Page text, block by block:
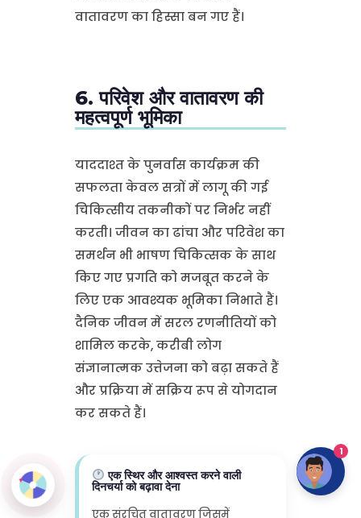
वातावरण का हिस्सा बन गए हैं।
6. परिवेश और वातावरण की
महत्वपूर्ण भूमिका
याददाश्त के पुनर्वास कार्यक्रम की
सफलता केवल सत्रों में लागू की गई
चिकित्सीय तकनीकों पर निर्भर नहीं
करती। जीवन का ढांचा और परिवेश का
समर्थन भी भाषण चिकित्सक के साथ
किए गए प्रगति को मजबूत करने के
लिए एक आवश्यक भूमिका निभाते हैं।
दैनिक जीवन में सरल रणनीतियों को
शामिल करके, करीबी लोग
संज्ञानात्मक उत्तेजना को बढ़ा सकते हैं
और प्रक्रिया में सक्रिय रूप से योगदान
कर सकते हैं।
एक स्थिर और आश्वस्त करने वाली
दिनचर्या को बढ़ावा देना
एक संरचित वातावरण जिसमें
1